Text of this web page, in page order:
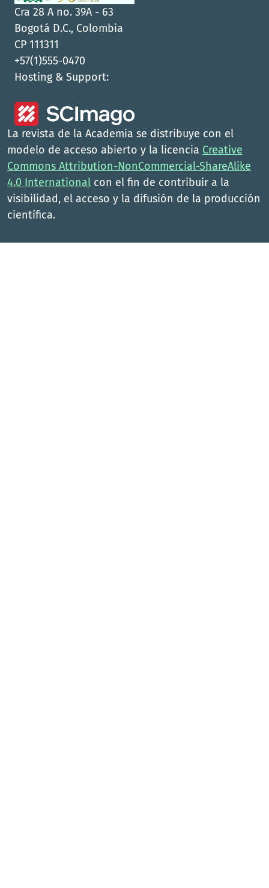
Cra 28 A no. 39A - 63
Bogotá D.C., Colombia
CP 111311
+57(1)555-0470
Hosting & Support:
La revista de la Academia se distribuye con el
modelo de acceso abierto y la licencia Creative
Commons Attribution-NonCommercial-ShareAlike
4.0 International con el fin de contribuir a la
visibilidad, el acceso y la difusión de la producción
científica.